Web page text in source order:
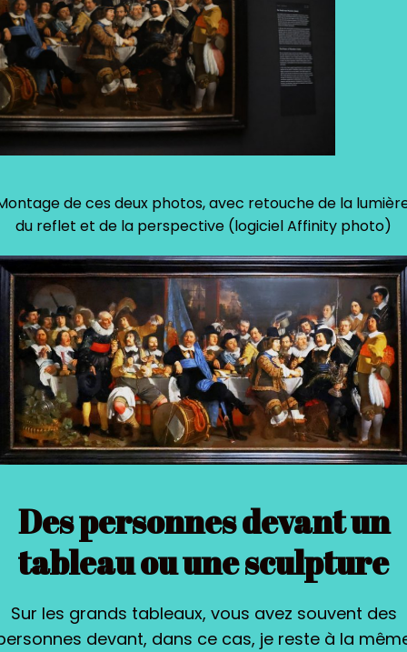
de ces deux photos, avec retouche de la
du reflet et de la perspective (logiciel Affinity photo)
Des personnes devant un
tableau ou une sculpture
Sur les grands tableaux, vous avez souvent des
devant, dans ce cas, je reste à la